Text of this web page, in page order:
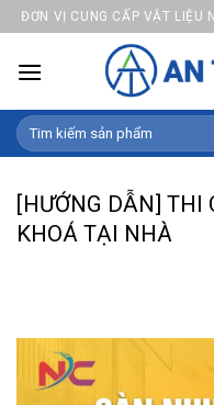
Skip
to
content
ĐƠN VỊ CUNG CẤP VẬT LIỆU
Search
for:
[HƯỚNG DẪN] THI
KHOÁ TẠI NHÀ